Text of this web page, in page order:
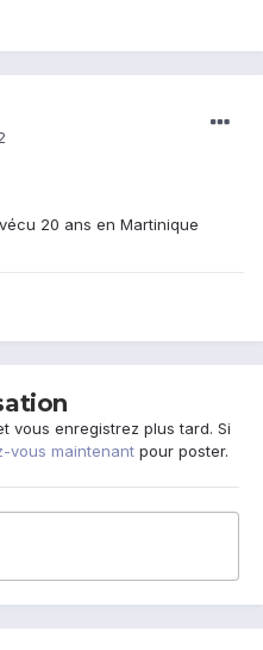
20 ans en Martinique
vous enregistrez plus tard. Si
vous maintenant pour poster.